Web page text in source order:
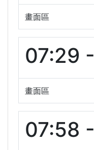
畫面區
07:29
畫面區
07:58